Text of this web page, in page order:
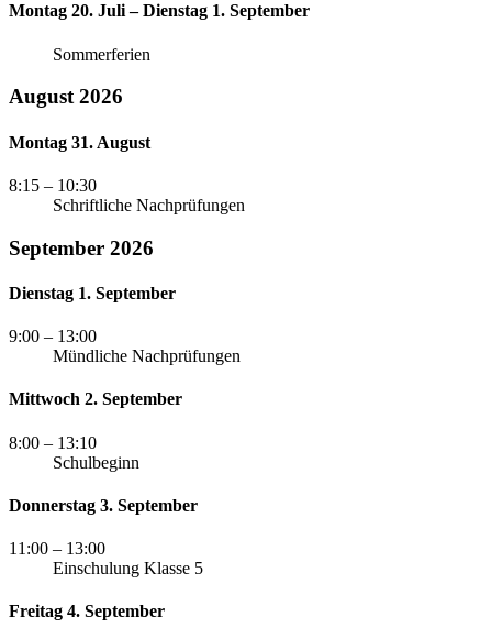
Montag 20. Juli – Dienstag 1. September
Sommerferien
August 2026
Montag 31. August
8:15 – 10:30
Schriftliche Nachprüfungen
September 2026
Dienstag 1. September
9:00 – 13:00
Mündliche Nachprüfungen
Mittwoch 2. September
8:00 – 13:10
Schulbeginn
Donnerstag 3. September
11:00 – 13:00
Einschulung Klasse 5
Freitag 4. September